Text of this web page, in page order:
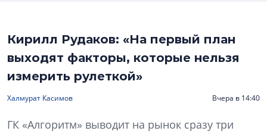
Кирилл Рудаков: «На первый план
выходят факторы, которые нельзя
измерить рулеткой»
Халмурат Касимов Вчера в 14:40
ГК «Алгоритм» выводит на рынок сразу три